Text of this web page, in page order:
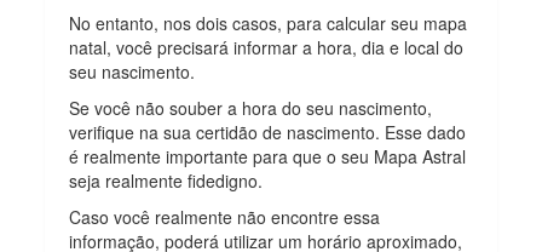
No entanto, nos dois casos, para calcular seu mapa
natal, você precisará informar a hora, dia e local do
seu nascimento.
Se você não souber a hora do seu nascimento,
verifique na sua certidão de nascimento. Esse dado
é realmente importante para que o seu Mapa Astral
seja realmente fidedigno.
Caso você realmente não encontre essa
informação, poderá utilizar um horário aproximado,